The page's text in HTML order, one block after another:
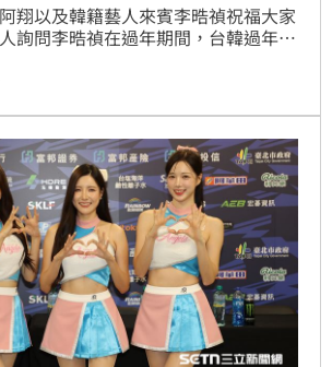
翔以及韓籍藝人來賓李晧禎祝福大家
詢問李晧禎在過年期間，台韓過年有
輩行大禮，長輩會給晚輩歲拜錢回
籃籃、阿翔看到也跟著行大禮領紅
逗趣。